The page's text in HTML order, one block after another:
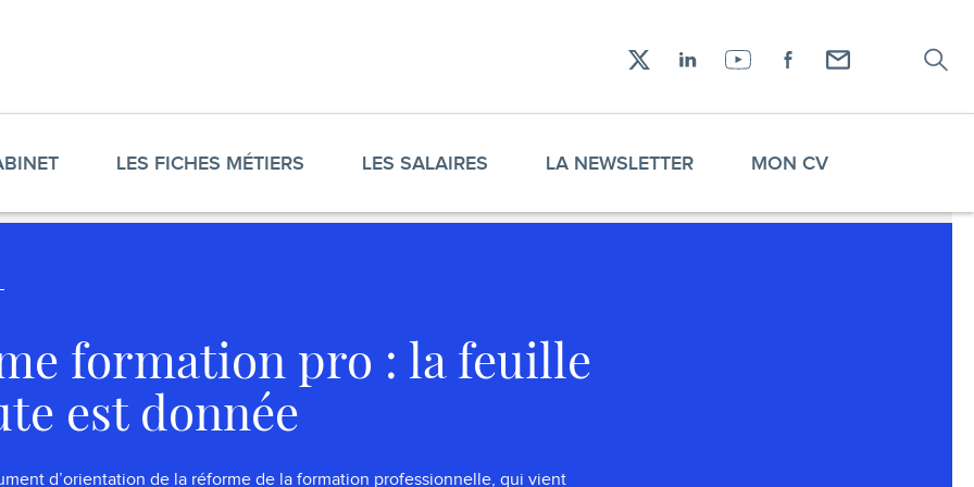
Réseaux
LES FICHES MÉTIERS LES SALAIRES LA NEWSLETTER MON CV
formation pro : la feuille
est donnée
d’orientation de la réforme de la formation professionnelle, qui vient